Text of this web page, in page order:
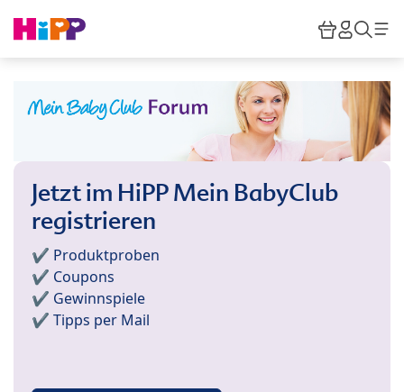
HiPP
Jetzt im HiPP Mein BabyClub
registrieren
✔️ Produktproben
✔️ Coupons
✔️ Gewinnspiele
✔️ Tipps per Mail